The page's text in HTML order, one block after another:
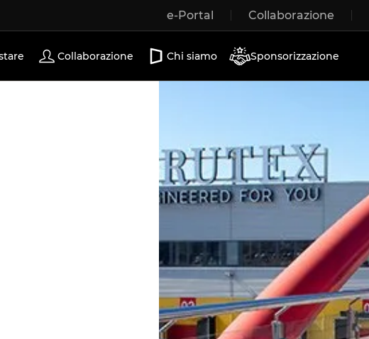
e-Portal Collaborazione
Porte scorrevoli
Collaborazione Chi siamo Sponsorizzazione